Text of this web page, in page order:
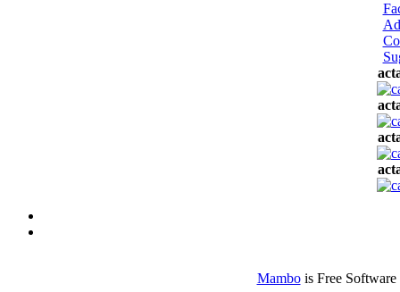
Mambois Free Software